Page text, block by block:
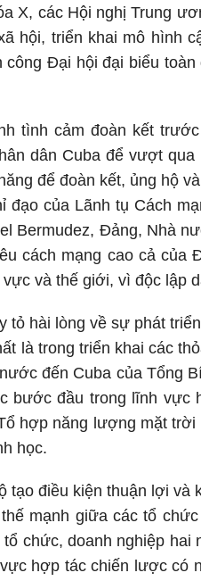
X, các Hội nghị Trung
hội, triển khai mô hình
công Đại hội đại biểu
tình cảm đoàn kết
dân Cuba để vượt
để đoàn kết, ủng hộ
đạo của Lãnh tụ Cách
Bermudez, Đảng, Nhà
cách mạng cao cả của
và thế giới, vì độc lập
tỏ hài lòng về sự phát
là trong triển khai các
đến Cuba của Tổng
bước đầu trong lĩnh
hợp năng lượng mặt
học.
tạo điều kiện thuận lợi
mạnh giữa các tổ
chức, doanh nghiệp
hợp tác chiến lược có